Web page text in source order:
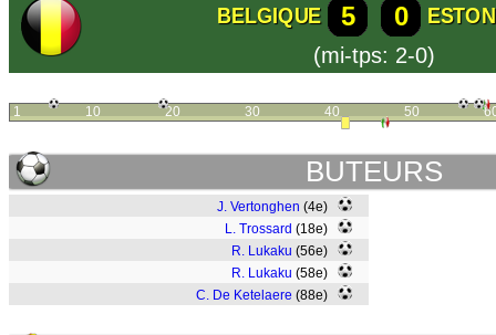
BELGIQUE 5 0
(mi-tps: 2-0)
1 10 20 30 40 50
BUTEURS
J. Vertonghen (4e)
L. Trossard (18e)
R. Lukaku (56e)
R. Lukaku (58e)
C. De Ketelaere (88e)